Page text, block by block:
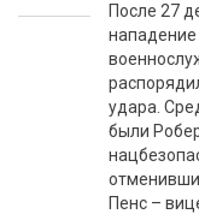
После 27
нападение
удара.
были
Пенс –